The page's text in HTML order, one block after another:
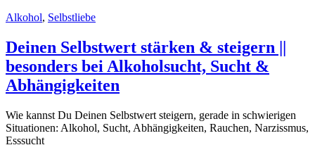
Alkohol, Selbstliebe
Deinen Selbstwert stärken & steigern ||
besonders bei Alkoholsucht, Sucht &
Abhängigkeiten
Wie kannst Du Deinen Selbstwert steigern, gerade in schwierigen
Situationen: Alkohol, Sucht, Abhängigkeiten, Rauchen, Narzissmus,
Esssucht